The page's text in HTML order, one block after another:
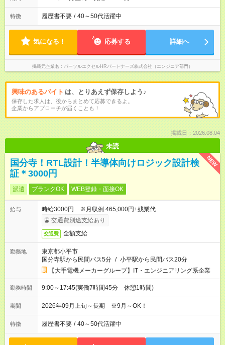
特徴 履歴書不要 / 40～50代活躍中
気になる！ 応募する 詳細へ
掲載元企業名 パーソルエクセルHRパートナーズ株式会社（エンジニア部門）
興味のあるバイト は、とりあえず保存しよう♪
保存した求人は、後からまとめて応募できるよ。
企業からアプローチが届くことも！
掲載日：2026.08.04
未読
NEW
国分寺！RTL設計！半導体向けロジック設計検
証＊3000円
派遣 ブランクOK WEB登録・面接OK
給与
時給3000円 ※月収例 465,000円+残業代
交通費別途支給あり
交通費 全額支給
勤務地
東京都小平市
国分寺駅から民間バス5分 / 小平駅から民間バス20分
【大手電機メーカーグループ】IT・エンジニアリング系企業
勤務時間 9:00～17:45(実働7時間45分 休憩1時間)
期間 2026年09月上旬～長期 ※9月～OK！
特徴 履歴書不要 / 40～50代活躍中